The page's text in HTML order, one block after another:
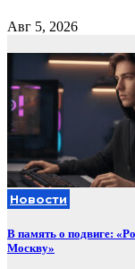
Авг 5, 2026
Новости
В память о подвиге:
Москву»